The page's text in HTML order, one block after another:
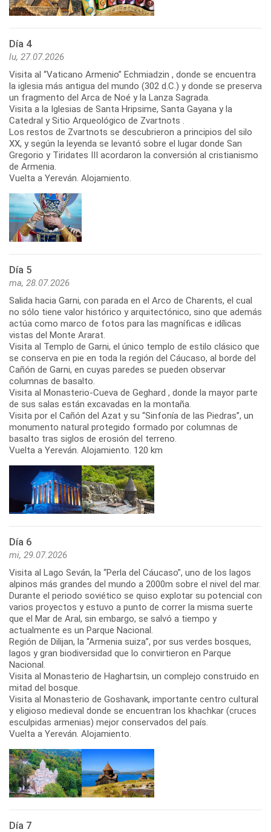
Día 4
lu, 27.07.2026
Visita al “Vaticano Armenio” Echmiadzin , donde se encuentra
la iglesia más antigua del mundo (302 d.C.) y donde se preserva
un fragmento del Arca de Noé y la Lanza Sagrada.
Visita a la Iglesias de Santa Hripsime, Santa Gayana y la
Catedral y Sitio Arqueológico de Zvartnots .
Los restos de Zvartnots se descubrieron a principios del silo
XX, y según la leyenda se levantó sobre el lugar donde San
Gregorio y Tiridates III acordaron la conversión al cristianismo
de Armenia.
Día 5
ma, 28.07.2026
Salida hacia Garni, con parada en el Arco de Charents, el cual
no sólo tiene valor histórico y arquitectónico, sino que además
actúa como marco de fotos para las magníficas e idílicas
vistas del Monte Ararat.
Visita al Templo de Garni, el único templo de estilo clásico que
se conserva en pie en toda la región del Cáucaso, al borde del
Cañón de Garni, en cuyas paredes se pueden observar
columnas de basalto.
Visita al Monasterio-Cueva de Geghard , donde la mayor parte
de sus salas están excavadas en la montaña.
Visita por el Cañón del Azat y su “Sinfonía de las Piedras”, un
monumento natural protegido formado por columnas de
basalto tras siglos de erosión del terreno.
Día 6
mi, 29.07.2026
Visita al Lago Seván, la “Perla del Cáucaso”, uno de los lagos
alpinos más grandes del mundo a 2000m sobre el nivel del mar.
Durante el periodo soviético se quiso explotar su potencial con
varios proyectos y estuvo a punto de correr la misma suerte
que el Mar de Aral, sin embargo, se salvó a tiempo y
actualmente es un Parque Nacional.
Región de Dilijan, la “Armenia suiza”, por sus verdes bosques,
lagos y gran biodiversidad que lo convirtieron en Parque
Nacional.
Visita al Monasterio de Haghartsin, un complejo construido en
mitad del bosque.
Visita al Monasterio de Goshavank, importante centro cultural
y eligioso medieval donde se encuentran los khachkar (cruces
esculpidas armenias) mejor conservados del país.
Día 7